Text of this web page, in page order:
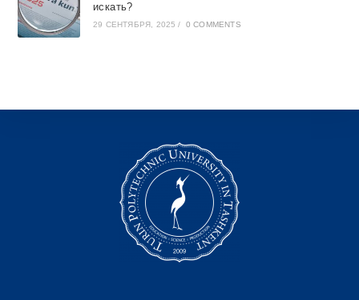
искать?
29 СЕНТЯБРЯ, 2025 / 0 COMMENTS